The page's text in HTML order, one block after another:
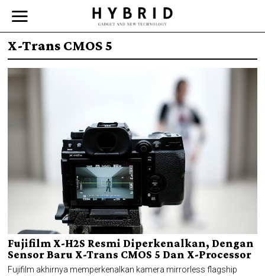
X-Trans CMOS 5
Fujifilm X-H2S Resmi Diperkenalkan, Dengan
Sensor Baru X-Trans CMOS 5 Dan X-Processor
Fujifilm akhirnya memperkenalkan kamera mirrorless flagship